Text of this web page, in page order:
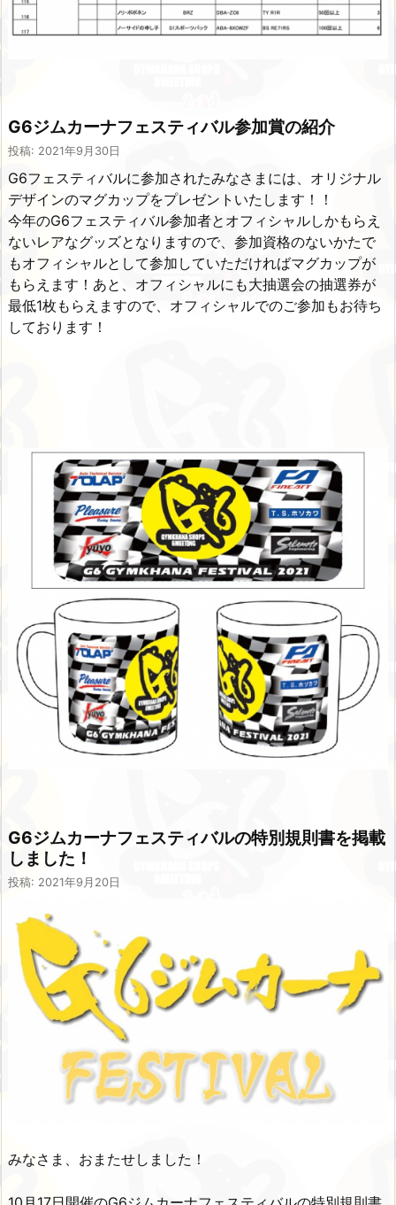
G6ジムカーナフェスティバル参加賞の紹介
投稿: 2021年9月30日
G6フェスティバルに参加されたみなさまには、オリジナル
デザインのマグカップをプレゼントいたします！！
今年のG6フェスティバル参加者とオフィシャルしかもらえ
ないレアなグッズとなりますので、参加資格のないかたで
もオフィシャルとして参加していただければマグカップが
もらえます！あと、オフィシャルにも大抽選会の抽選券が
最低1枚もらえますので、オフィシャルでのご参加もお待ち
しております！
G6ジムカーナフェスティバルの特別規則書を掲載
しました！
投稿: 2021年9月20日
みなさま、おまたせしました！